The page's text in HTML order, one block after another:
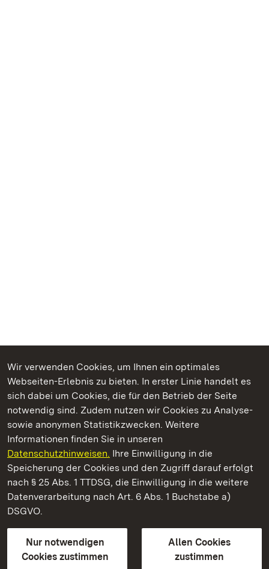
Wir verwenden Cookies, um Ihnen ein optimales
Webseiten-Erlebnis zu bieten. In erster Linie handelt es
sich dabei um Cookies, die für den Betrieb der Seite
notwendig sind. Zudem nutzen wir Cookies zu Analyse-
sowie anonymen Statistikzwecken. Weitere
Informationen finden Sie in unseren
Datenschutzhinweisen. Ihre Einwilligung in die
Speicherung der Cookies und den Zugriff darauf erfolgt
nach § 25 Abs. 1 TTDSG, die Einwilligung in die weitere
Datenverarbeitung nach Art. 6 Abs. 1 Buchstabe a)
DSGVO.
Nur notwendigen
Cookies zustimmen
Allen Cookies
zustimmen
Kommen. Staunen. Genießen.
Schloss Heidelberg
Staatliche Schlösser und Gärten Baden-Württemberg
Kontakt
GebärdenspracheLeichte Sprache
Erklärung zur Barrierefreiheit
BITV-konform (geprüfte Seiten)